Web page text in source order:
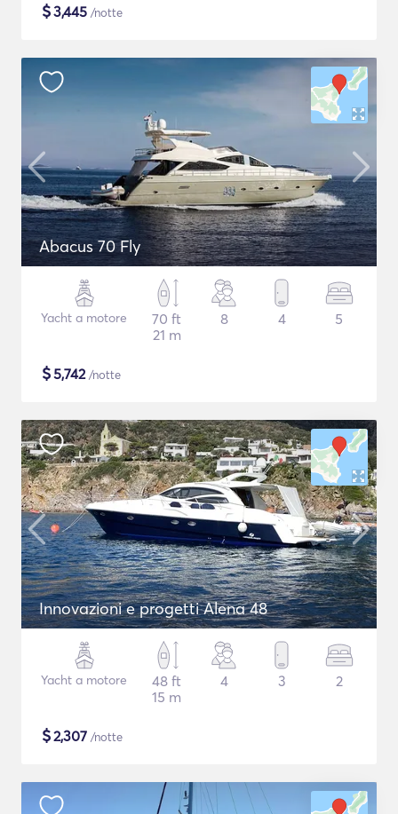
$3,445 /notte
Abacus 70 Fly
Yacht a motore
70 ft
21 m
8 4 5
$5,742/notte
Innovazioni e progetti Alena 48
Yacht a motore
48 ft
15 m
4 3 2
$2,307 /notte